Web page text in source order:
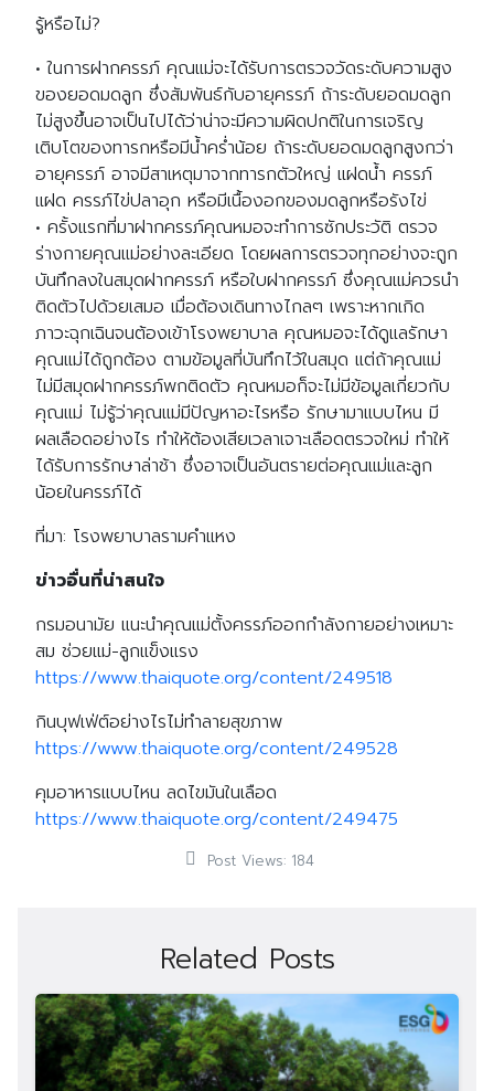
รู้หรือไม่?
• ในการฝากครรภ์ คุณแม่จะได้รับการตรวจวัดระดับความสูง
ของยอดมดลูก ซึ่งสัมพันธ์กับอายุครรภ์ ถ้าระดับยอดมดลูก
ไม่สูงขึ้นอาจเป็นไปได้ว่าน่าจะมีความผิดปกติในการเจริญ
เติบโตของทารกหรือมีน้ำคร่ำน้อย ถ้าระดับยอดมดลูกสูงกว่า
อายุครรภ์ อาจมีสาเหตุมาจากทารกตัวใหญ่ แฝดน้ำ ครรภ์
แฝด ครรภ์ไข่ปลาอุก หรือมีเนื้องอกของมดลูกหรือรังไข่
• ครั้งแรกที่มาฝากครรภ์คุณหมอจะทำการซักประวัติ ตรวจ
ร่างกายคุณแม่อย่างละเอียด โดยผลการตรวจทุกอย่างจะถูก
บันทึกลงในสมุดฝากครรภ์ หรือใบฝากครรภ์ ซึ่งคุณแม่ควรนำ
ติดตัวไปด้วยเสมอ เมื่อต้องเดินทางไกลๆ เพราะหากเกิด
ภาวะฉุกเฉินจนต้องเข้าโรงพยาบาล คุณหมอจะได้ดูแลรักษา
คุณแม่ได้ถูกต้อง ตามข้อมูลที่บันทึกไว้ในสมุด แต่ถ้าคุณแม่
ไม่มีสมุดฝากครรภ์พกติดตัว คุณหมอก็จะไม่มีข้อมูลเกี่ยวกับ
คุณแม่ ไม่รู้ว่าคุณแม่มีปัญหาอะไรหรือ รักษามาแบบไหน มี
ผลเลือดอย่างไร ทำให้ต้องเสียเวลาเจาะเลือดตรวจใหม่ ทำให้
ได้รับการรักษาล่าช้า ซึ่งอาจเป็นอันตรายต่อคุณแม่และลูก
น้อยในครรภ์ได้
ที่มา: โรงพยาบาลรามคำแหง
ข่าวอื่นที่น่าสนใจ
กรมอนามัย แนะนำคุณแม่ตั้งครรภ์ออกกำลังกายอย่างเหมาะ
สม ช่วยแม่-ลูกแข็งแรง
https://www.thaiquote.org/content/249518
กินบุฟเฟ่ต์อย่างไรไม่ทำลายสุขภาพ
https://www.thaiquote.org/content/249528
คุมอาหารแบบไหน ลดไขมันในเลือด
https://www.thaiquote.org/content/249475
Post Views: 184
Related Posts